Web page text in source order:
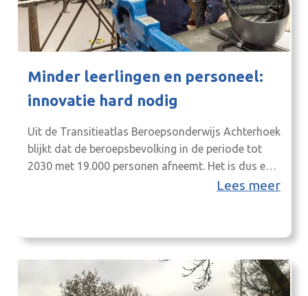
Minder leerlingen en personeel:
innovatie hard nodig
Uit de Transitieatlas Beroepsonderwijs Achterhoek
blijkt dat de beroepsbevolking in de periode tot
2030 met 19.000 personen afneemt. Het is dus een
stevige opgave om de Achterhoekse economie
Uitvoeringsagenda Achterhoek2.0. Volgens
Lees meer